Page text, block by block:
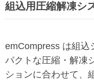
組込用圧縮解凍シ
emCompress は組込
パクトな圧縮・解凍
ションに合わせて、